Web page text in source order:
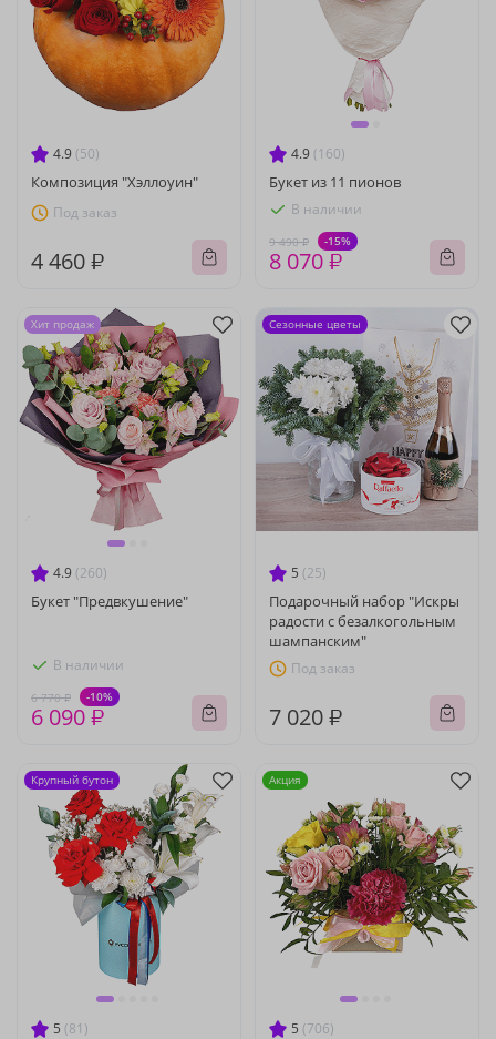
4.9 (50)
Композиция "Хэллоуин"
Под заказ
4 460 ₽
4.9 (160)
Букет из 11 пионов
В наличии
9 490 ₽ -15%
8 070 ₽
4.9 (260)
Букет "Предвкушение"
В наличии
6 770 ₽ -10%
6 090 ₽
Хит продаж
5 (25)
Подарочный набор "Искры
радости с безалкогольным
шампанским"
Под заказ
7 020 ₽
Сезонные цветы
5 (81)
Крупный бутон
5 (706)
Акция